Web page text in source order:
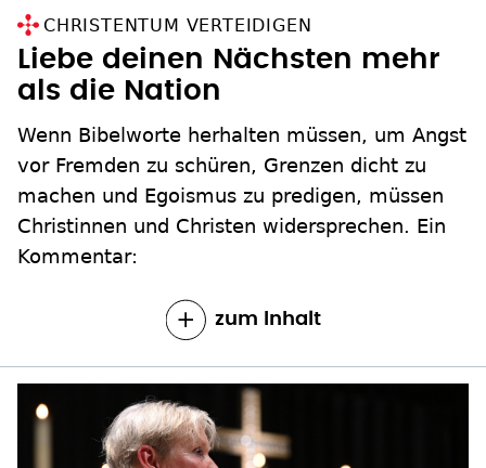
CHRISTENTUM VERTEIDIGEN
Liebe deinen Nächsten mehr
als die Nation
Wenn Bibelworte herhalten müssen, um Angst
vor Fremden zu schüren, Grenzen dicht zu
machen und Egoismus zu predigen, müssen
Christinnen und Christen widersprechen. Ein
Kommentar:
zum Inhalt